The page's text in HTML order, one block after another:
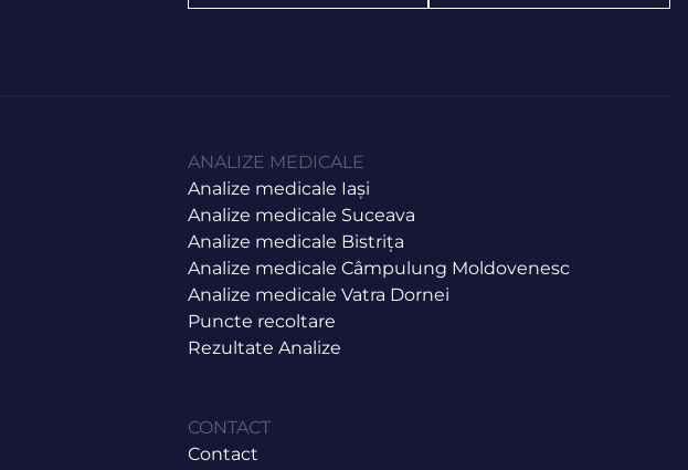
ANALIZE MEDICALE
Analize medicale Iași
Analize medicale Suceava
Analize medicale Bistrița
Analize medicale Câmpulung Moldovenesc
Analize medicale Vatra Dornei
Puncte recoltare
Rezultate Analize
CONTACT
Contact